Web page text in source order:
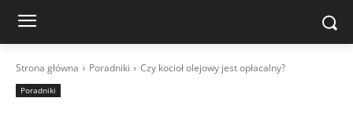
Strona główna Poradniki Czy kocioł olejowy jest opłacalny?
Poradniki